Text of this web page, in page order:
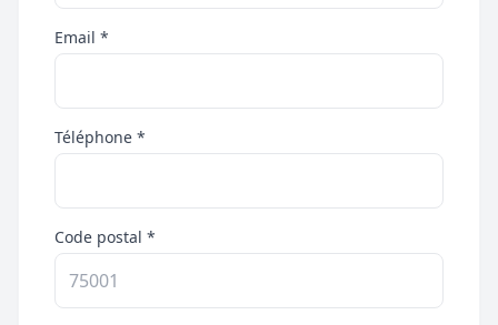
Email *
Téléphone *
Code postal *